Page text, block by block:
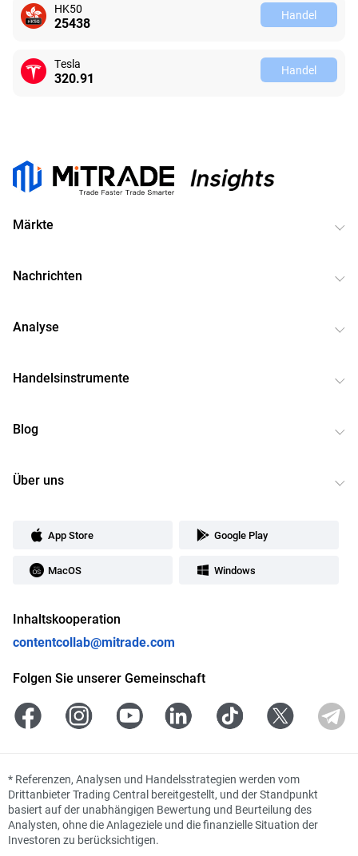
HK50
25438 Handel
Tesla
320.91 Handel
Märkte
Nachrichten
Analyse
Handelsinstrumente
Blog
Über uns
App Store Google Play
MacOS Windows
Inhaltskooperation
contentcollab@mitrade.com
Folgen Sie unserer Gemeinschaft
* Referenzen, Analysen und Handelsstrategien werden vom
Drittanbieter Trading Central bereitgestellt, und der Standpunkt
basiert auf der unabhängigen Bewertung und Beurteilung des
Analysten, ohne die Anlageziele und die finanzielle Situation der
Investoren zu berücksichtigen.